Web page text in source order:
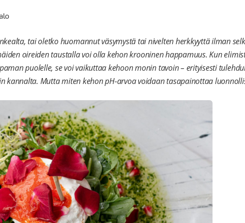
tai oletko huomannut väsymystä tai nivelten herkkyyttä ilman
oireiden taustalla voi olla kehon krooninen happamuus. Kun
puolelle, se voi vaikuttaa kehoon monin tavoin – erityisesti
kannalta. Mutta miten kehon pH-arvoa voidaan tasapainottaa